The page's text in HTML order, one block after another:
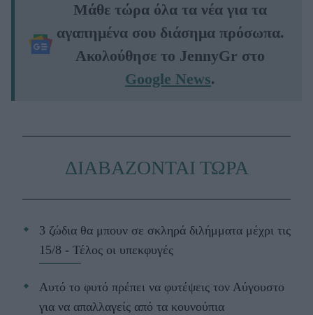
Μάθε τώρα όλα τα νέα για τα
αγαπημένα σου διάσημα πρόσωπα.
Ακολούθησε το JennyGr στο
Google News.
ΔΙΑΒΑΖΟΝΤΑΙ ΤΩΡΑ
3 ζώδια θα μπουν σε σκληρά διλήμματα μέχρι τις
15/8 - Τέλος οι υπεκφυγές
Αυτό το φυτό πρέπει να φυτέψεις τον Αύγουστο
για να απαλλαγείς από τα κουνούπια